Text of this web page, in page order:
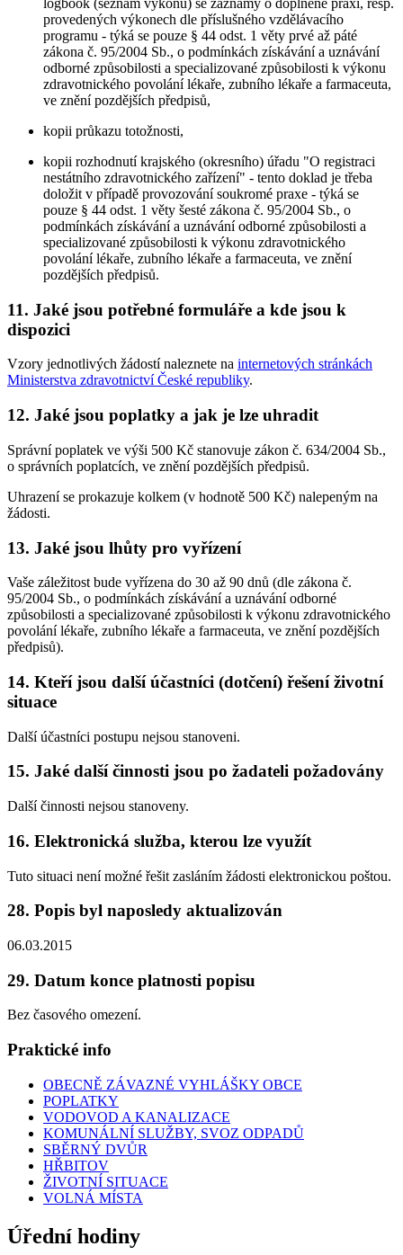
logbook (seznam výkonů) se záznamy o doplněné praxi, resp.
provedených výkonech dle příslušného vzdělávacího
programu - týká se pouze § 44 odst. 1 věty prvé až páté
zákona č. 95/2004 Sb., o podmínkách získávání a uznávání
odborné způsobilosti a specializované způsobilosti k výkonu
zdravotnického povolání lékaře, zubního lékaře a farmaceuta,
ve znění pozdějších předpisů,
kopii průkazu totožnosti,
kopii rozhodnutí krajského (okresního) úřadu "O registraci
nestátního zdravotnického zařízení" - tento doklad je třeba
doložit v případě provozování soukromé praxe - týká se
pouze § 44 odst. 1 věty šesté zákona č. 95/2004 Sb., o
podmínkách získávání a uznávání odborné způsobilosti a
specializované způsobilosti k výkonu zdravotnického
povolání lékaře, zubního lékaře a farmaceuta, ve znění
pozdějších předpisů.
11. Jaké jsou potřebné formuláře a kde jsou k
dispozici
Vzory jednotlivých žádostí naleznete na internetových stránkách
Ministerstva zdravotnictví České republiky.
12. Jaké jsou poplatky a jak je lze uhradit
Správní poplatek ve výši 500 Kč stanovuje zákon č. 634/2004 Sb.,
o správních poplatcích, ve znění pozdějších předpisů.
Uhrazení se prokazuje kolkem (v hodnotě 500 Kč) nalepeným na
žádosti.
13. Jaké jsou lhůty pro vyřízení
Vaše záležitost bude vyřízena do 30 až 90 dnů (dle zákona č.
95/2004 Sb., o podmínkách získávání a uznávání odborné
způsobilosti a specializované způsobilosti k výkonu zdravotnického
povolání lékaře, zubního lékaře a farmaceuta, ve znění pozdějších
předpisů).
14. Kteří jsou další účastníci (dotčení) řešení životní
situace
Další účastníci postupu nejsou stanoveni.
15. Jaké další činnosti jsou po žadateli požadovány
Další činnosti nejsou stanoveny.
16. Elektronická služba, kterou lze využít
Tuto situaci není možné řešit zasláním žádosti elektronickou poštou.
28. Popis byl naposledy aktualizován
06.03.2015
29. Datum konce platnosti popisu
Bez časového omezení.
Praktické info
OBECNĚ ZÁVAZNÉ VYHLÁŠKY OBCE
POPLATKY
VODOVOD A KANALIZACE
KOMUNÁLNÍ SLUŽBY, SVOZ ODPADŮ
SBĚRNÝ DVŮR
HŘBITOV
ŽIVOTNÍ SITUACE
VOLNÁ MÍSTA
Úřední hodiny